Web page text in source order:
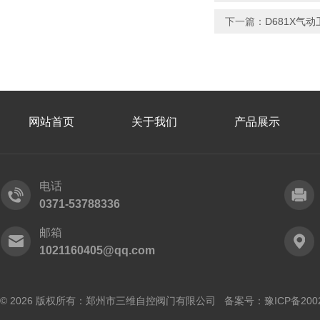
下一篇： D681X气动
网站首页 关于我们 产品展示
电话
0371-53788336
邮箱
1021160405@qq.com
© 2026 版权所有：郑州市三维自控阀门有限公司 备案号： 豫ICP备